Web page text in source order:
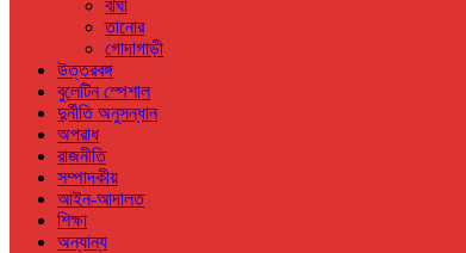
বাঘা
তানোর
গোদাগাড়ী
উত্তরবঙ্গ
বুলেটিন স্পেশাল
দুর্নীতি অনুসন্ধান
অপরাধ
রাজনীতি
সম্পাদকীয়
আইন-আদালত
শিক্ষা
অন্যান্য